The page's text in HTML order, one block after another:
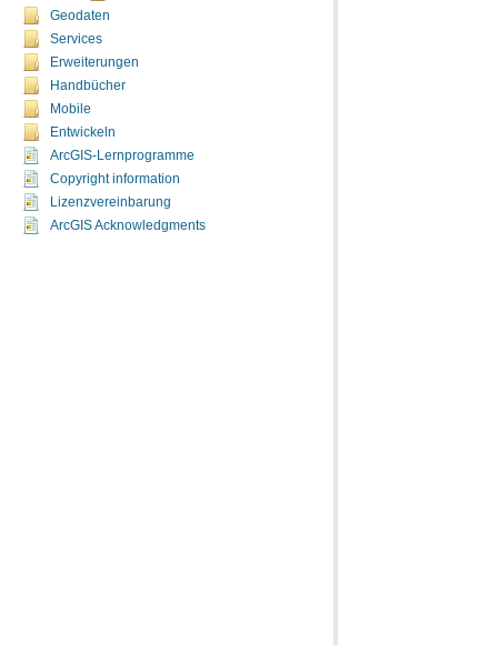
Geodaten
Services
Erweiterungen
Handbücher
Mobile
Entwickeln
ArcGIS-Lernprogramme
Copyright information
Lizenzvereinbarung
ArcGIS Acknowledgments